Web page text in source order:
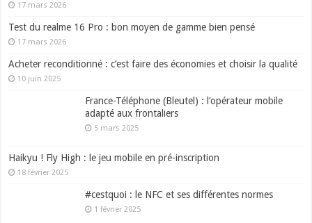
17 mars 2026
Test du realme 16 Pro : bon moyen de gamme bien pensé
17 mars 2026
Acheter reconditionné : c’est faire des économies et choisir la qualité
10 juin 2025
France-Téléphone (Bleutel) : l’opérateur mobile
adapté aux frontaliers
5 mars 2025
Haikyu ! Fly High : le jeu mobile en pré-inscription
18 février 2025
#cestquoi : le NFC et ses différentes normes
1 février 2025